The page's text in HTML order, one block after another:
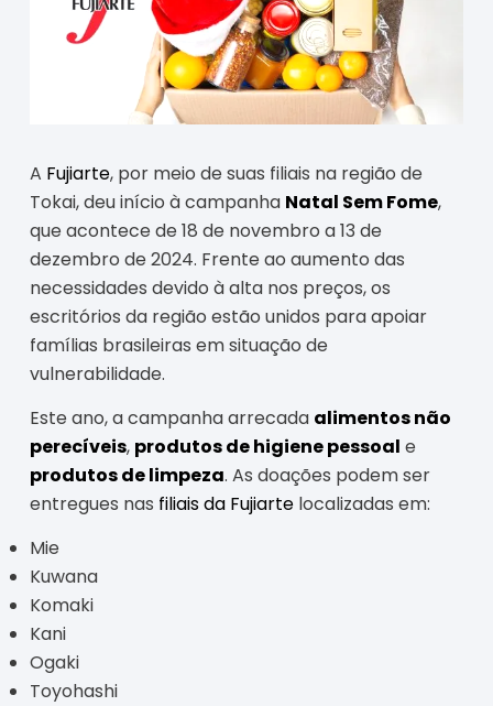
A Fujiarte, por meio de suas filiais na região de
Tokai, deu início à campanha Natal Sem Fome,
que acontece de 18 de novembro a 13 de
dezembro de 2024. Frente ao aumento das
necessidades devido à alta nos preços, os
escritórios da região estão unidos para apoiar
famílias brasileiras em situação de
vulnerabilidade.
Este ano, a campanha arrecada alimentos não
perecíveis, produtos de higiene pessoal e
produtos de limpeza. As doações podem ser
entregues nas filiais da Fujiartelocalizadas em:
Mie
Kuwana
Komaki
Kani
Ogaki
Toyohashi